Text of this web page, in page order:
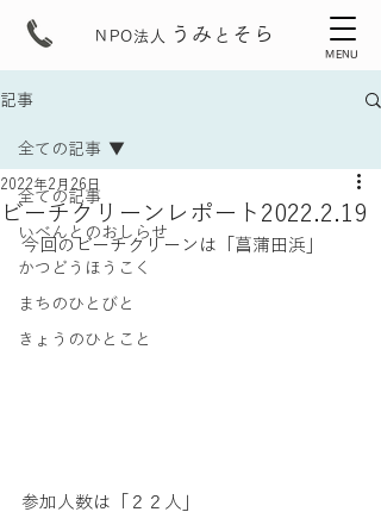
うみ と そら
NPO法人
MENU
記事
全ての記事
いべんとのおしらせ
かつどうほうこく
まちのひとびと
きょうのひとこと
全ての記事
ビーチクリーンレポート2022.2.19
2022年2月26日
今回のビーチクリーンは「菖蒲田浜」
参加人数は「２２人」